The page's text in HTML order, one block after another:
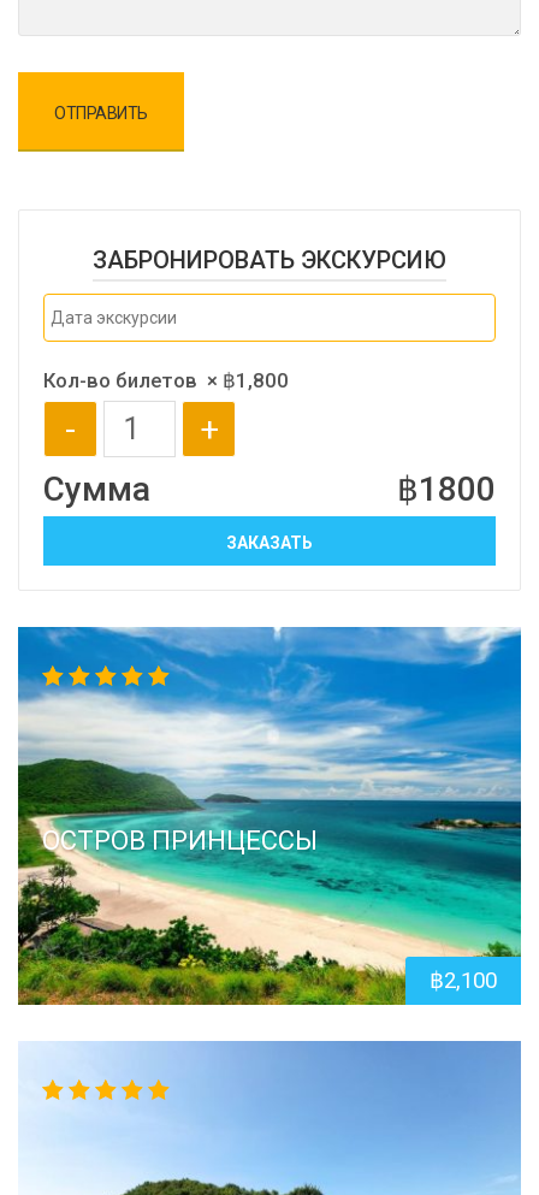
ЗАБРОНИРОВАТЬ ЭКСКУРСИЮ
Кол-во билетов × ฿1,800
-
+
Сумма
฿1800
ЗАКАЗАТЬ
5.00out
ОСТРОВ ПРИНЦЕССЫ
฿2,100